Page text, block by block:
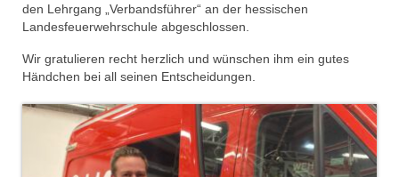
Jugendfeuerwehr
Infos
Gründung Jugendfeuerwehr 1996
25-jähriges Jubiläum Jugendfeuerwehr 2021
den Lehrgang „Verbandsführer“ an der hessischen
Landesfeuerwehrschule abgeschlossen.
Wir gratulieren recht herzlich und wünschen ihm ein gutes
Händchen bei all seinen Entscheidungen.